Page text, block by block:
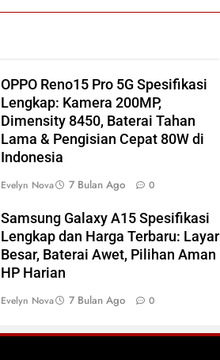
OPPO Reno15 Pro 5G Spesifikasi
Lengkap: Kamera 200MP,
Dimensity 8450, Baterai Tahan
Lama & Pengisian Cepat 80W di
Indonesia
Evelyn Nova 7 Bulan Ago 0
Samsung Galaxy A15 Spesifikasi
Lengkap dan Harga Terbaru: Layar
Besar, Baterai Awet, Pilihan Aman
HP Harian
Evelyn Nova 7 Bulan Ago 0